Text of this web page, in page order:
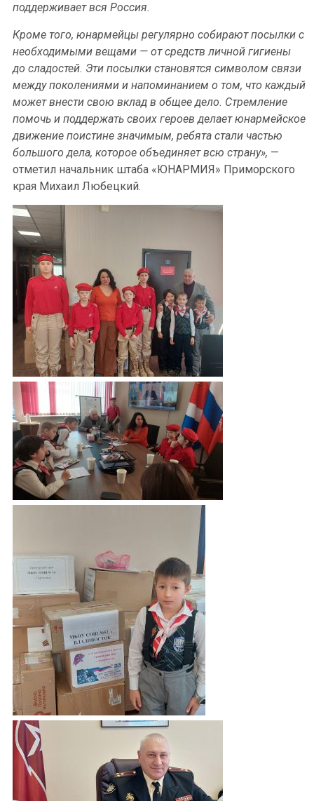
поддерживает вся Россия.
Кроме того, юнармейцы регулярно собирают посылки с
необходимыми вещами — от средств личной гигиены
до сладостей. Эти посылки становятся символом связи
между поколениями и напоминанием о том, что каждый
может внести свою вклад в общее дело. Стремление
помочь и поддержать своих героев делает юнармейское
движение поистине значимым, ребята стали частью
большого дела, которое объединяет всю страну», —
отметил начальник штаба «ЮНАРМИЯ» Приморского
края Михаил Любецкий.